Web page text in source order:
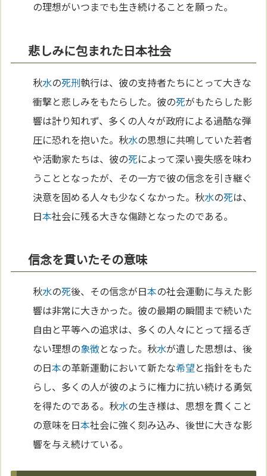
の理想がいつまでも生き続けることを願った。
悲しみに包まれた日本社会
秋水の死刑執行は、彼の支持者たちにとって大きな
衝撃と悲しみをもたらした。彼の死がもたらした影
響は計り知れず、多くの人々が政府による過酷な弾
圧に恐れを抱いた。秋水の思想に共鳴していた若者
や活動家たちは、彼の死によって深い喪失感を味わ
うこととなったが、その一方で彼の信念を引き継ぐ
決意を固める人々も少なくなかった。秋水の死は、
日本社会に残る大きな傷跡となったのである。
信念を貫いたその意味
秋水の死後、その信念が日本の社会運動に与えた影
響は非常に大きかった。彼の最期の瞬間まで続いた
自由と平等への追求は、多くの人々にとって揺るぎ
ない理想の象徴となった。秋水が遺した思想は、後
の日本の革新運動において新たな希望と指針をもた
らし、多くの人が彼のように権力に抗い続ける勇気
を得たのである。秋水の生き様は、思想を貫くこと
の意味を日本社会に強く刻み込み、後世に大きな影
響を与え続けている。